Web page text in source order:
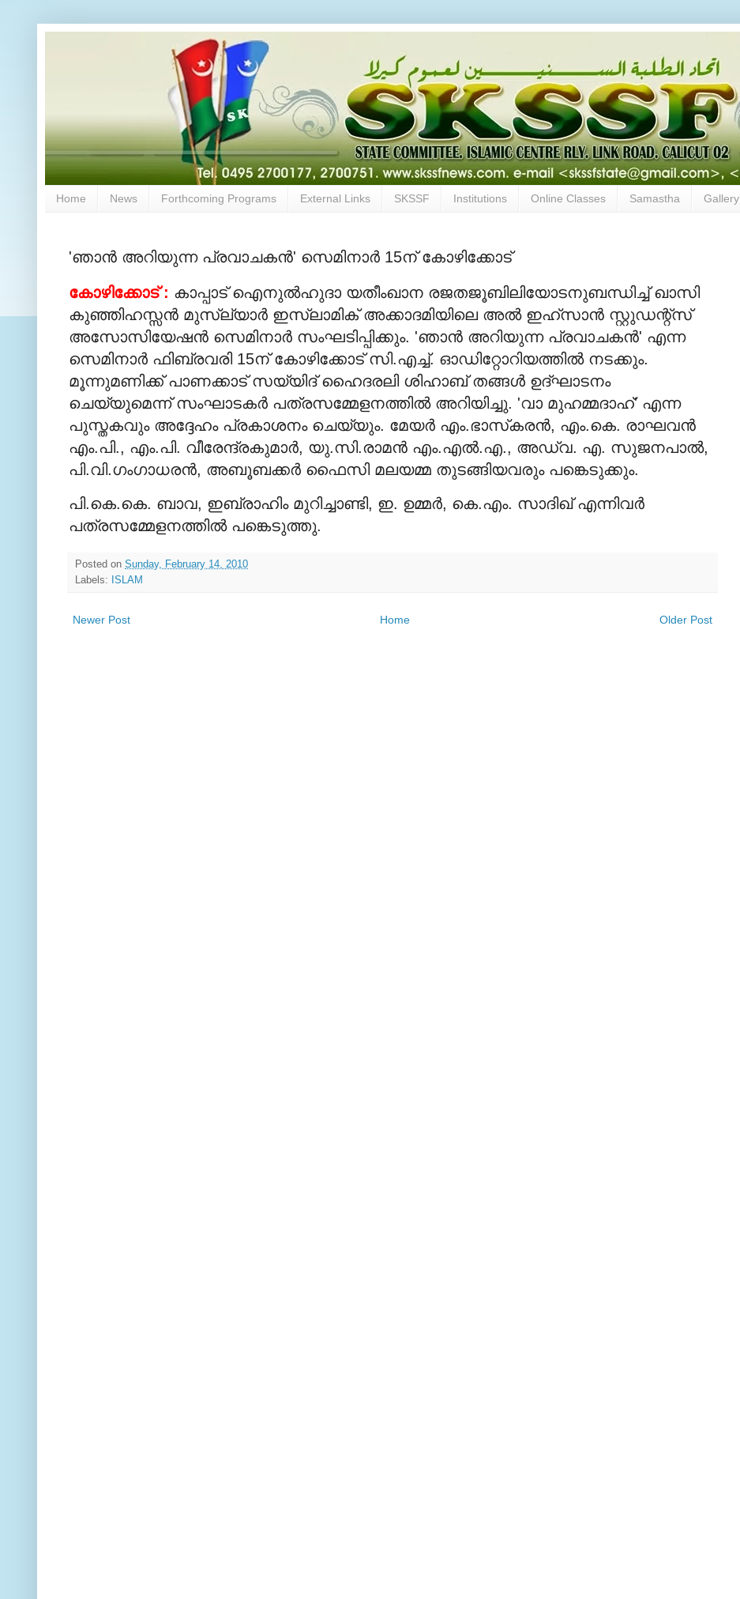
Home News Forthcoming Programs External Links SKSSF Institutions Online Classes Samastha Gallery
'ഞാന്‍ അറിയുന്ന പ്രവാചകന്‍' സെമിനാര്‍ 15ന് കോഴിക്കോട്
കോഴിക്കോട് : കാപ്പാട് ഐനുല്‍ഹുദാ യതീംഖാന രജതജൂബിലിയോടനുബന്ധിച്ച് ഖാസി
കുഞ്ഞിഹസ്സന്‍ മുസ്‌ല്യാര്‍ ഇസ്‌ലാമിക് അക്കാദമിയിലെ അല്‍ ഇഹ്‌സാന്‍ സ്റ്റുഡന്റ്‌സ്
അസോസിയേഷന്‍ സെമിനാര്‍ സംഘടിപ്പിക്കും. 'ഞാന്‍ അറിയുന്ന പ്രവാചകന്‍' എന്ന
സെമിനാര്‍ ഫിബ്രവരി 15ന് കോഴിക്കോട് സി.എച്ച്. ഓഡിറ്റോറിയത്തില്‍ നടക്കും.
മൂന്നുമണിക്ക് പാണക്കാട് സയ്യിദ് ഹൈദരലി ശിഹാബ് തങ്ങള്‍ ഉദ്ഘാടനം
ചെയ്യുമെന്ന് സംഘാടകര്‍ പത്രസമ്മേളനത്തില്‍ അറിയിച്ചു. 'വാ മുഹമ്മദാഹ്' എന്ന
പുസ്തകവും അദ്ദേഹം പ്രകാശനം ചെയ്യും. മേയര്‍ എം.ഭാസ്‌കരന്‍, എം.കെ. രാഘവന്‍
എം.പി., എം.പി. വീരേന്ദ്രകുമാര്‍, യു.സി.രാമന്‍ എം.എല്‍.എ., അഡ്വ. എ. സുജനപാല്‍,
പി.വി.ഗംഗാധരന്‍, അബൂബക്കര്‍ ഫൈസി മലയമ്മ തുടങ്ങിയവരും പങ്കെടുക്കും.
പി.കെ.കെ. ബാവ, ഇബ്രാഹിം മുറിച്ചാണ്ടി, ഇ. ഉമ്മര്‍, കെ.എം. സാദിഖ് എന്നിവര്‍
പത്രസമ്മേളനത്തില്‍ പങ്കെടുത്തു.
Posted on Sunday, February 14, 2010
Labels:
ISLAM
Newer Post Older Post
Home